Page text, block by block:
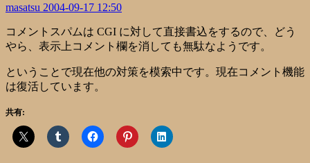
masatsu 2004-09-17 12:50
コメントスパムは CGI に対して直接書込をするので、どう
やら、表示上コメント欄を消しても無駄なようです。
ということで現在他の対策を模索中です。現在コメント機能
は復活しています。
共有: